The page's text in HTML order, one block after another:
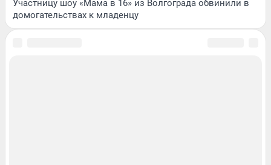
Участницу шоу «Мама в 16» из Волгограда обвинили в
домогательствах к младенцу